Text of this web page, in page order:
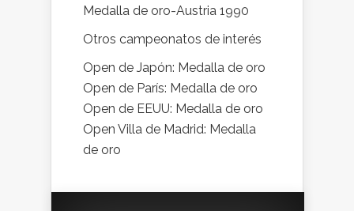
Medalla de oro-Austria 1990
Otros campeonatos de interés
Open de Japón: Medalla de oro
Open de París: Medalla de oro
Open de EEUU: Medalla de oro
Open Villa de Madrid: Medalla
de oro